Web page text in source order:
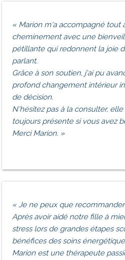
« Marion m'a accompagné tout
cheminement avec une
pétillante qui redonnent la joie
parlant.
Grâce à son soutien, j'ai pu
profond changement intérieur
de décision.
N'hésitez pas à la consulter,
toujours présente si vous avez
Merci Marion. »
«Je ne peux que recommander
Après avoir aidé notre fille à
stress lors de grandes étapes
bénéfices des soins
Marion est une thérapeute